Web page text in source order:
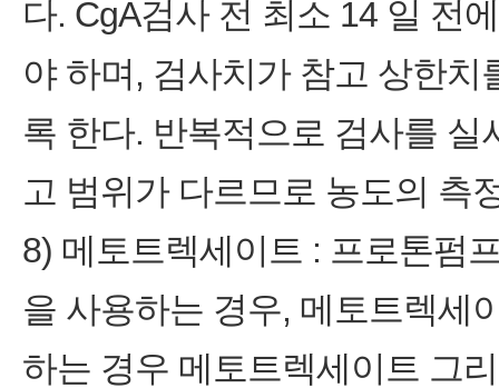
다. CgA검사 전 최소 14 일 전
야 하며, 검사치가 참고 상한
록 한다. 반복적으로 검사를
고 범위가 다르므로 농도의 측
8) 메토트렉세이트 : 프로톤펌
을 사용하는 경우, 메토트렉세
하는 경우 메토트렉세이트 그